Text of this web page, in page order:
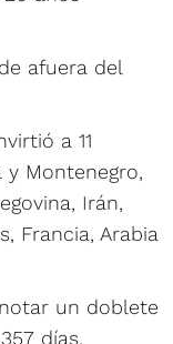
afuera del
a 11
y Montenegro,
Irán,
Francia, Arabia
un doblete
días.